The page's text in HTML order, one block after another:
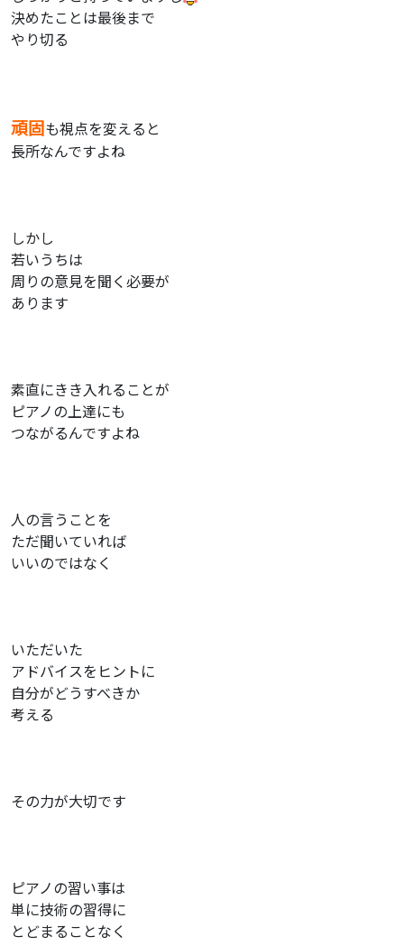
決めたことは最後まで
やり切る
頑固も視点を変えると
長所なんですよね
しかし
若いうちは
周りの意見を聞く必要が
あります
素直にきき入れることが
ピアノの上達にも
つながるんですよね
人の言うことを
ただ聞いていれば
いいのではなく
いただいた
アドバイスをヒントに
自分がどうすべきか
考える
その力が大切です
ピアノの習い事は
単に技術の習得に
とどまることなく